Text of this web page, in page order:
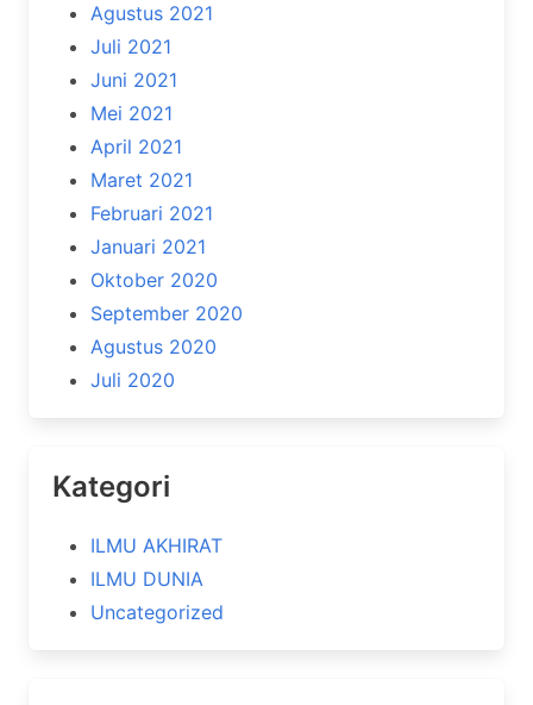
Agustus 2021
Juli 2021
Juni 2021
Mei 2021
April 2021
Maret 2021
Februari 2021
Januari 2021
Oktober 2020
September 2020
Agustus 2020
Juli 2020
Kategori
ILMU AKHIRAT
ILMU DUNIA
Uncategorized